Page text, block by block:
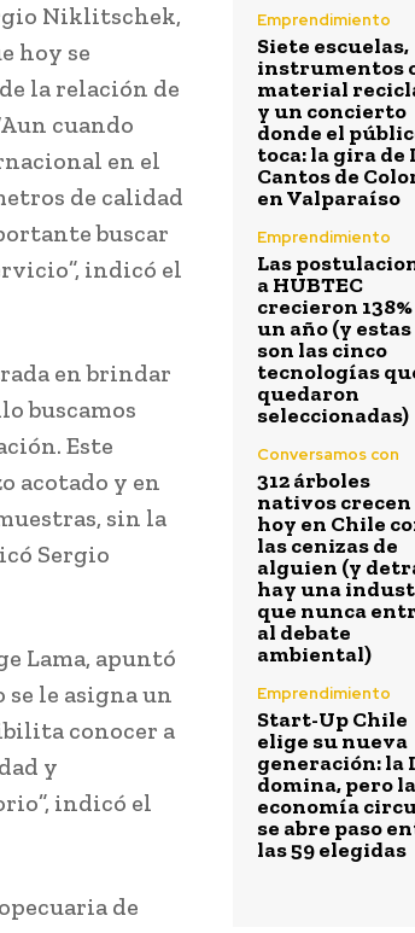
Niklitschek,
hoy se
la relación de
cuando
en el
de calidad
buscar
indicó el
en brindar
buscamos
Este
acotado y en
sin la
Sergio
Lama, apuntó
le asigna un
conocer a
y
indicó el
de
Emprendimiento
Siete escuelas,
instrumentos
material
y un concierto
donde el
toca: la gira de
Cantos de
en Valparaíso
Emprendimiento
Las
a HUBTEC
crecieron
un año (y estas
son las cinco
tecnologías
quedaron
seleccionadas)
Conversamos con
312 árboles
nativos crecen
hoy en Chile
las cenizas de
alguien (y
hay una
que nunca
al debate
ambiental)
Emprendimiento
Start-Up Chile
elige su nueva
generación: la
domina, pero la
economía
se abre paso
las 59 elegidas